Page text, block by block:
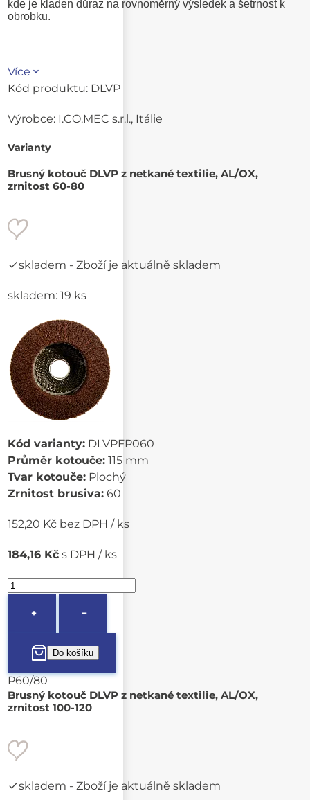
kde je kladen důraz na rovnoměrný výsledek a šetrnost k
obrobku.
Více
Kód produktu: DLVP
Výrobce: I.CO.MEC s.r.l., Itálie
Varianty
Brusný kotouč DLVP z netkané textilie, AL/OX,
zrnitost 60-80
skladem - Zboží je aktuálně skladem
skladem: 19 ks
Kód varianty: DLVPFP060
Průměr kotouče: 115 mm
Tvar kotouče: Plochý
Zrnitost brusiva: 60
152,20 Kč bez DPH / ks
184,16 Kč s DPH / ks
+ −
P60/80
Brusný kotouč DLVP z netkané textilie, AL/OX,
zrnitost 100-120
skladem - Zboží je aktuálně skladem